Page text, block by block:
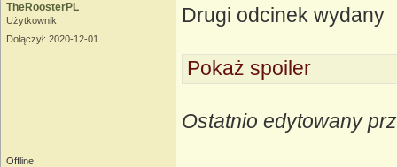
TheRoosterPL
Użytkownik
Dołączył: 2020-12-01
Drugi odcinek wydany
Pokaż spoiler
Ostatnio edytowany
Offline